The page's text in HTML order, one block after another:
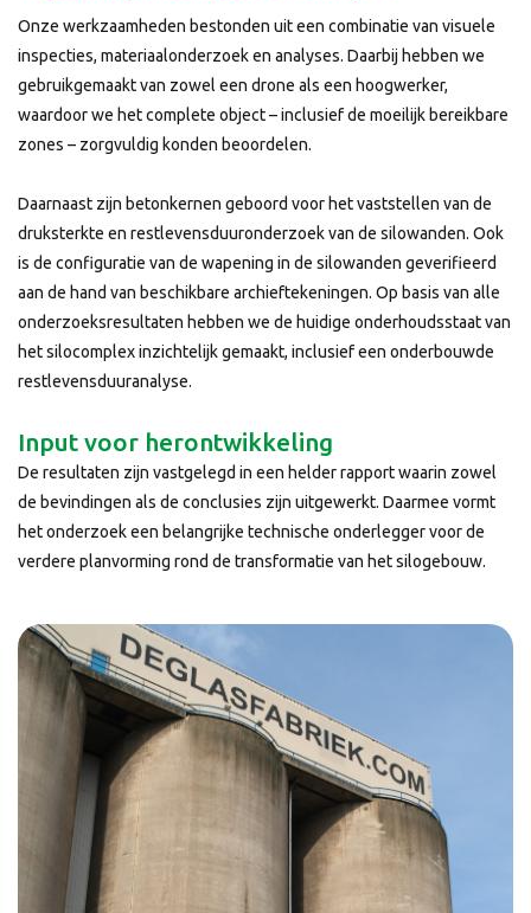
Onze werkzaamheden bestonden uit een combinatie van visuele
inspecties, materiaalonderzoek en analyses. Daarbij hebben we
gebruikgemaakt van zowel een drone als een hoogwerker,
waardoor we het complete object – inclusief de moeilijk bereikbare
zones – zorgvuldig konden beoordelen.
Daarnaast zijn betonkernen geboord voor het vaststellen van de
druksterkte en restlevensduuronderzoek van de silowanden. Ook
is de configuratie van de wapening in de silowanden geverifieerd
aan de hand van beschikbare archieftekeningen. Op basis van alle
onderzoeksresultaten hebben we de huidige onderhoudsstaat van
het silocomplex inzichtelijk gemaakt, inclusief een onderbouwde
restlevensduuranalyse.
Input voor herontwikkeling
De resultaten zijn vastgelegd in een helder rapport waarin zowel
de bevindingen als de conclusies zijn uitgewerkt. Daarmee vormt
het onderzoek een belangrijke technische onderlegger voor de
verdere planvorming rond de transformatie van het silogebouw.